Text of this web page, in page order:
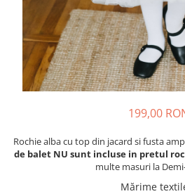
199,00
Rochie alba cu top din jacard si fusta
de balet NU sunt incluse in pretul
multe masuri la
Mărime